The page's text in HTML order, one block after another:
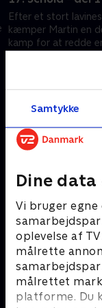
Samtykke
Dine data
Vi bruger egne
oplevelse af
målrette
målrettet
platforme. Du
Efter et stort
kæmper Martin en
kamp for at redde
Bjergets helte
Drama • 15